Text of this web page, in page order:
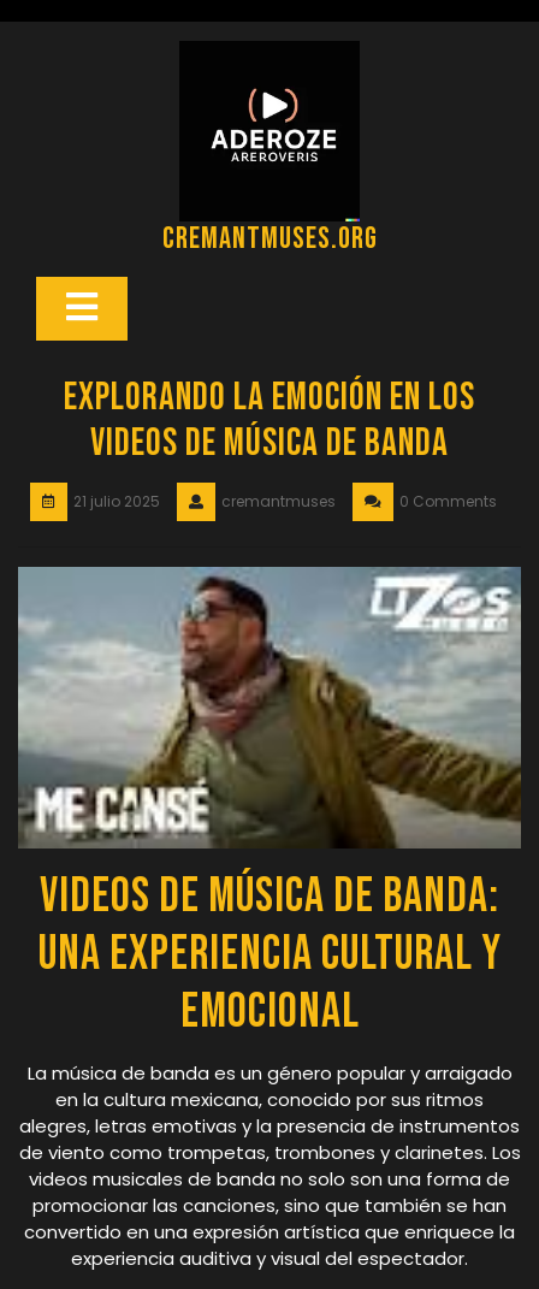
cremantmuses.org
Botón
Explorando la Emoción en los
Videos de Música de Banda
21 julio 2025 cremantmuses 0 Comments
Videos de Música de Banda:
Una Experiencia Cultural y
Emocional
La música de banda es un género popular y arraigado
en la cultura mexicana, conocido por sus ritmos
alegres, letras emotivas y la presencia de instrumentos
de viento como trompetas, trombones y clarinetes. Los
videos musicales de banda no solo son una forma de
promocionar las canciones, sino que también se han
convertido en una expresión artística que enriquece la
experiencia auditiva y visual del espectador.